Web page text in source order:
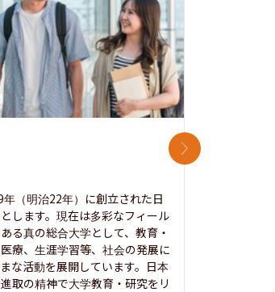
（明治22年）に創立された日
します。現在は多彩なフィール
る真の総合大学として、教育・
療、生涯学習等、社会の発展に
な活動を展開しています。日本
取の精神で大学教育・研究をリ
次のスライド